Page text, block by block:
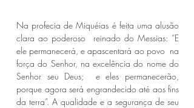
Na profecia de Miquéias é feita uma alusão
clara ao poderoso  reinado do Messias: “E
ele permanecerá, e apascentará ao povo  na
força do Senhor, na excelência do nome do
Senhor seu Deus;  e eles permanecerão,
porque agora será engrandecido até aos fins
da terra”. A qualidade e a segurança de seu